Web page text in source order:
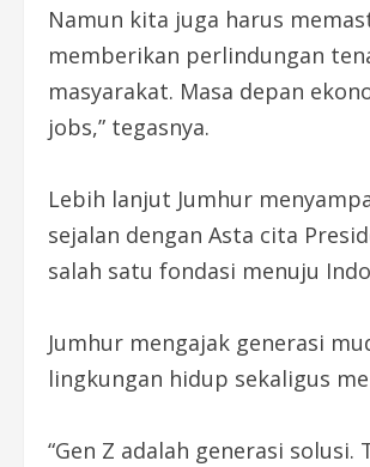
Namun kita juga harus
memberikan perlindungan
masyarakat. Masa depan
jobs,” tegasnya.
Lebih lanjut Jumhur
sejalan dengan Asta cita
salah satu fondasi menuju
Jumhur mengajak generasi
lingkungan hidup sekaligus
“Gen Z adalah generasi